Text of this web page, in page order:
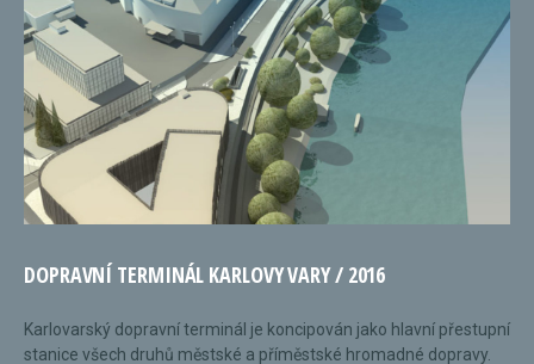
DOPRAVNÍ TERMINÁL KARLOVY VARY / 2016
Karlovarský dopravní terminál je koncipován jako hlavní přestupní
stanice všech druhů městské a příměstské hromadné dopravy.